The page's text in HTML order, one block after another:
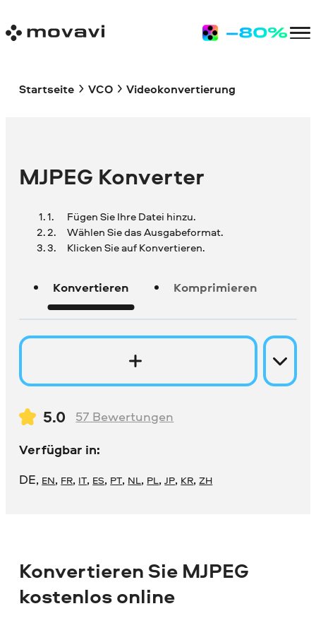
Startseite VCO Videokonvertierung
MJPEG Konverter
Fügen Sie Ihre Datei hinzu.
Wählen Sie das Ausgabeformat.
Klicken Sie auf Konvertieren.
Konvertieren Komprimieren
5.0 57 Bewertungen
Verfügbar in:
DE, EN, FR, IT, ES, PT, NL, PL,JP, KR,ZH
Konvertieren Sie MJPEG
kostenlos online